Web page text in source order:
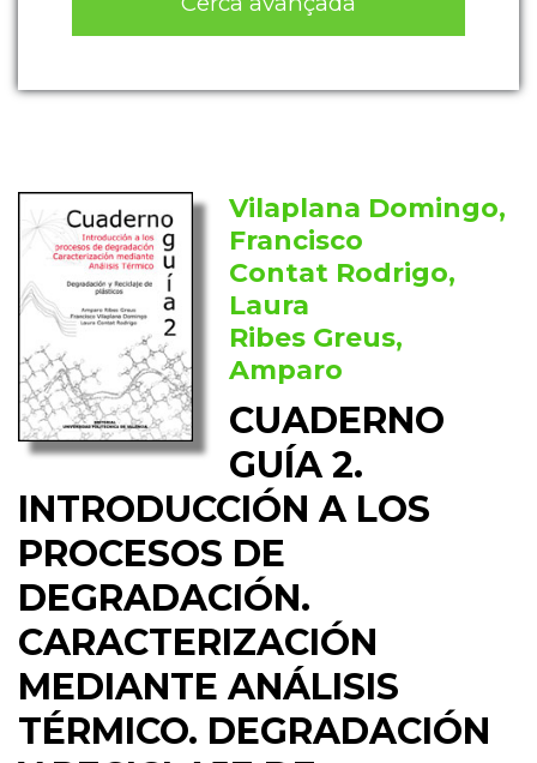
Vilaplana Domingo,
Francisco
Contat Rodrigo,
Laura
Ribes Greus,
Amparo
CUADERNO
GUÍA 2.
INTRODUCCIÓN A LOS
PROCESOS DE
DEGRADACIÓN.
CARACTERIZACIÓN
MEDIANTE ANÁLISIS
TÉRMICO. DEGRADACIÓN